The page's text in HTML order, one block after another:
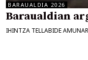
BARAUALDIA 2026
Baraualdian
IHINTZA TELLABIDE